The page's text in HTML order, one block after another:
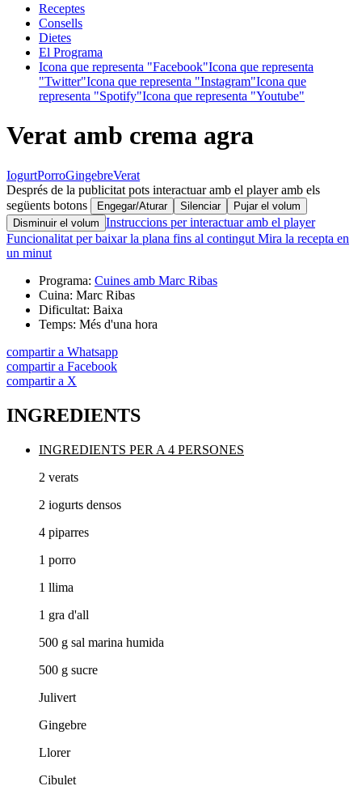
Receptes
Consells
Dietes
El Programa
Icona que representa "Facebook"Icona que representa
"Twitter"Icona que representa "Instagram"Icona que
representa "Spotify"Icona que representa "Youtube"
Verat amb crema agra
IogurtPorroGingebreVerat
Després de la publicitat pots interactuar amb el player amb els
següents botons
Engegar/Aturar Silenciar
Pujar el volum
Disminuir el volum Instruccions per interactuar amb el player
Funcionalitat per baixar la plana fins al contingut Mira la recepta en
un minut
Programa: Cuines amb Marc Ribas
Cuina: Marc Ribas
Dificultat: Baixa
Temps: Més d'una hora
compartir a Whatsapp
compartir a Facebook
compartir a X
INGREDIENTS
INGREDIENTS PER A 4 PERSONES
2 verats
2 iogurts densos
4 piparres
1 porro
1 llima
1 gra d'all
500 g sal marina humida
500 g sucre
Julivert
Gingebre
Llorer
Cibulet